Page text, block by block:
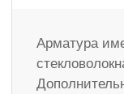
Арматура